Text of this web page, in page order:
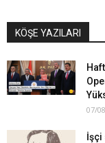
KÖŞE YAZILARI
07/
İşçi